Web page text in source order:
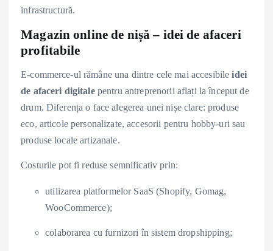
infrastructură.
Magazin online de nișă – idei de afaceri
profitabile
E-commerce-ul rămâne una dintre cele mai accesibileidei
de afaceri digitalepentru antreprenorii aflați la început de
drum. Diferența o face alegerea unei nișe clare: produse
eco, articole personalizate, accesorii pentru hobby-uri sau
produse locale artizanale.
Costurile pot fi reduse semnificativ prin:
utilizarea platformelor SaaS (Shopify, Gomag,
WooCommerce);
colaborarea cu furnizori în sistem dropshipping;